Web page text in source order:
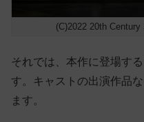
(C)2022 20th
それでは、本作に登場す
す。キャストの出演作品
ます。